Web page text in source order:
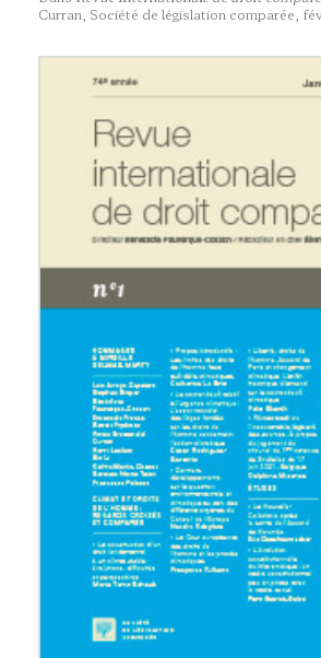
Curran, Société de législation comparée ,